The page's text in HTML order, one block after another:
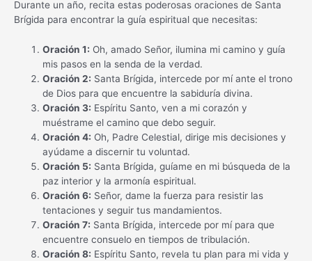
Durante un año, recita estas poderosas oraciones de Santa
Brígida para encontrar la guía espiritual que necesitas:
Oración 1: Oh, amado Señor, ilumina mi camino y guía
mis pasos en la senda de la verdad.
Oración 2: Santa Brígida, intercede por mí ante el trono
de Dios para que encuentre la sabiduría divina.
Oración 3: Espíritu Santo, ven a mi corazón y
muéstrame el camino que debo seguir.
Oración 4: Oh, Padre Celestial, dirige mis decisiones y
ayúdame a discernir tu voluntad.
Oración 5: Santa Brígida, guíame en mi búsqueda de la
paz interior y la armonía espiritual.
Oración 6: Señor, dame la fuerza para resistir las
tentaciones y seguir tus mandamientos.
Oración 7: Santa Brígida, intercede por mí para que
encuentre consuelo en tiempos de tribulación.
Oración 8: Espíritu Santo, revela tu plan para mi vida y